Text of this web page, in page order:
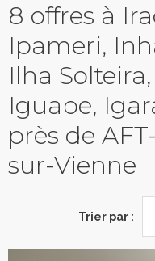
8 offres à
Ipameri,
Ilha
Iguape,
près de
sur-Vienne
Trier par :